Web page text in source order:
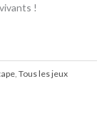
!
,Tous les jeux